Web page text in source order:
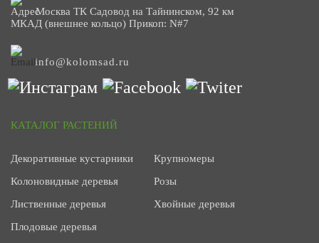
Москва ТК Садовод на Тайнинском, 92 км
МКАД (внешнее кольцо) Прикоп: N#7
info@kolomsad.ru
КАТАЛОГ РАСТЕНИЙ
Декоративные кустарники
Колоновидные деревья
Лиственные деревья
Плодовые деревья
Крупномеры
Розы
Хвойные деревья